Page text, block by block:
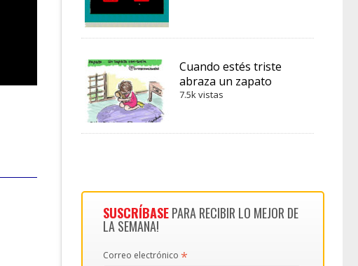
Cuando estés triste
abraza un zapato
7.5k vistas
SUSCRÍBASEPARA RECIBIR LO MEJOR DE
LA SEMANA!
Correo electrónico *